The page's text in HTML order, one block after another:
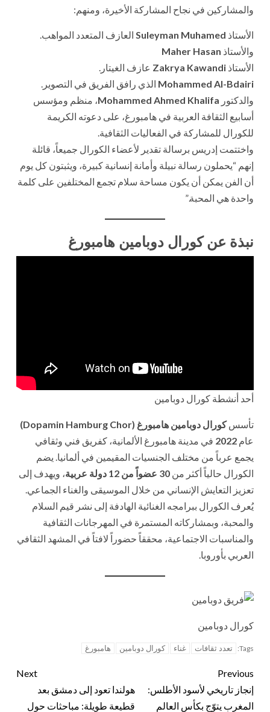
والمشاركين في نجاح المشاركة الأخيرة، ومنهم:
الأستاذ Suleyman Muhamed العازف المتعدد المواهب.
والأستاذ Maher Hasan
الأستاذ Zakrya Kawandi عازف الغيتار.
Mohammed Al-Bdairi الذي رافق الفريق في التصوير.
والدكتور Mohammed Ahmed Khalifa، منظم ومؤسس
أسابيع الثقافة العربية في هامبورغ، على دعوته الكريمة
للكورال للمشاركة في الفعاليات الثقافية.
واختتمت إدريس برسالة تقدير لأعضاء الكورال جميعاً، قائلة
إنهم “يحملون رسالة نبيلة وأمانة إنسانية كبيرة، ويثبتون كل يوم
أن الفن يمكن أن يكون مساحة سلام تجمع المختلفين على كلمة
واحدة هي المحبة.”
نبذة عن كورال دوبامين هامبورغ
أحد أنشطة كورال دوبامين
تأسسكورال دوبامين هامبورغ (Dopamin Hamburg Chor)
عام 2022 في مدينة هامبورغ الألمانية، كفريق فني وثقافي
يجمع عرباً من مختلف الجنسيات المقيمين في ألمانيا. يضم
الكورال حالياً أكثر من 30 عضواً من 12 دولة عربية
، ويهدف إلى
تعزيز التعايش الإنساني من خلال الموسيقى والغناء الجماعي.
يُعرف الكورال ببرامجه الغنائية الهادفة إلى نشر قيم السلام
والمحبة، وبمشاركاته المستمرة في المهرجانات الثقافية
والمناسبات الاجتماعية، محققاً حضوراً لافتاً في المشهد الثقافي
العربي بأوروبا.
كورال دوبامين
Tags: تعدد ثقافات غناء كورال دوبامين هامبورغ
Previous
إنجاز تاريخي لأسود الأطلس:
المغرب يتوّج بكأس العالم
Next
هولندا تعود إلى دمشق بعد
قطيعة طويلة: مباحثات حول